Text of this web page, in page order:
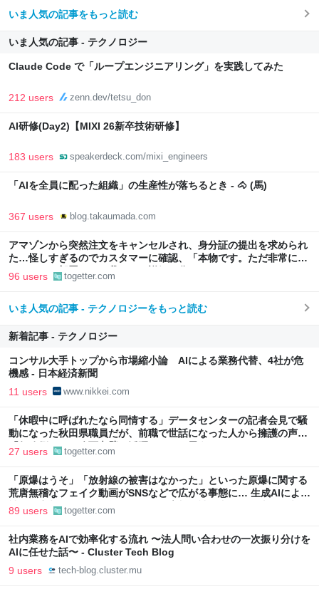
いま人気の記事をもっと読む
いま人気の記事 - テクノロジー
Claude Code で「ループエンジニアリング」を実践してみた
212 users zenn.dev/tetsu_don
AI研修(Day2)【MIXI 26新卒技術研修】
183 users speakerdeck.com/mixi_engineers
「AIを全員に配った組織」の生産性が落ちるとき - 🐴 (馬)
367 users blog.takaumada.com
アマゾンから突然注文をキャンセルされ、身分証の提出を求められ
た…怪しすぎるのでカスタマーに確認、「本物です。ただ非常に高
いレベルの部署なので我々にも詳細は分かりません」とのこと
96 users togetter.com
いま人気の記事 - テクノロジーをもっと読む
新着記事 - テクノロジー
コンサル大手トップから市場縮小論 AIによる業務代替、4社が危
機感 - 日本経済新聞
11 users www.nikkei.com
「休暇中に呼ばれたなら同情する」データセンターの記者会見で騒
動になった秋田県職員だが、前職で世話になった人から擁護の声
「行政側として八面六臂の活躍をしたと思う」
27 users togetter.com
「原爆はうそ」「放射線の被害はなかった」といった原爆に関する
荒唐無稽なフェイク動画がSNSなどで広がる事態に… 生成AIによる
被爆の実相からはかけ離れた動画も増加、被爆者からは憤りの声も
89 users togetter.com
社内業務をAIで効率化する流れ 〜法人問い合わせの一次振り分けを
AIに任せた話〜 - Cluster Tech Blog
9 users tech-blog.cluster.mu